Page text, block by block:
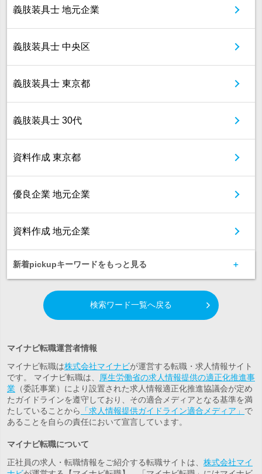
義肢装具士 地元企業
義肢装具士 中央区
義肢装具士 東京都
義肢装具士 30代
資料作成 東京都
優良企業 地元企業
資料作成 地元企業
新着pickupキーワードをもっと見る
検索ワード一覧へ戻る
マイナビ転職運営者情報
マイナビ転職は株式会社マイナビが運営する転職・求人情報サイト
です。 マイナビ転職は、
厚生労働省の求人情報提供の適正化推進事
業 （委託事業）により設置された求人情報適正化推進協議会が定め
たガイドラインを遵守しており、その適合メディアとなる基準を満
たしていることから
「求人情報提供ガイドライン適合メディア」 で
あることを自らの責任において宣言しています。
マイナビ転職について
正社員の求人・転職情報をご紹介する転職サイトは、 株式会社マイ